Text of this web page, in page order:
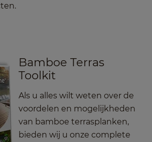
Bamboe Terras
Toolkit
Als u alles wilt weten over de
voordelen en mogelijkheden
van bamboe terrasplanken,
bieden wij u onze complete